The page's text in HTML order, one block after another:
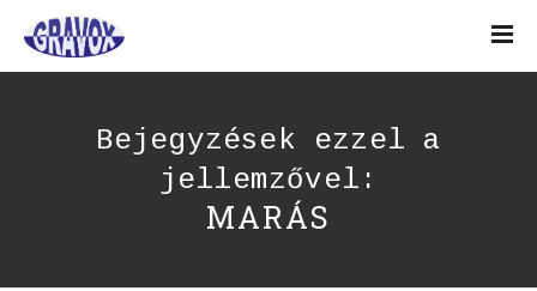
Bejegyzések ezzel a
jellemzővel:
MARÁS